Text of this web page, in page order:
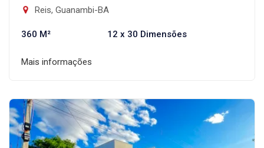
Reis, Guanambi-BA
360 M² 12 x 30 Dimensões
Mais informações